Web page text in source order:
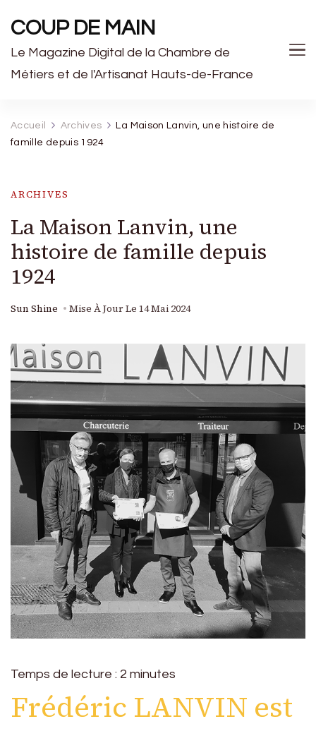
COUP DE MAIN
Le Magazine Digital de la Chambre de
Métiers et de l'Artisanat Hauts-de-France
Accueil Archives
La Maison Lanvin, une histoire de
famille depuis 1924
ARCHIVES
La Maison Lanvin, une
histoire de famille depuis
1924
Sun Shine Mise À Jour Le 14 Mai 2024
Temps de lecture : 2 minutes
Frédéric LANVIN est